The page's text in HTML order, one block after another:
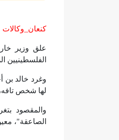
كنعان_وكالات
علق وزير
الفلسطينيين
وغرد خالد بن
لها شخص تافه،
والمقصود
الصاعقة"،